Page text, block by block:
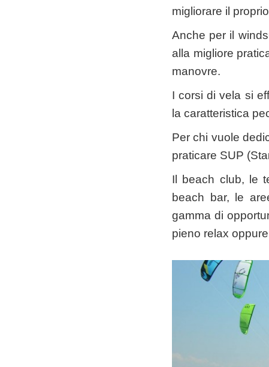
migliorare il
Anche per il
alla migliore
manovre.
I corsi di vela si
la caratteristica
Per chi vuole
praticare SUP
Il beach club, le
beach bar, le
gamma di
pieno relax